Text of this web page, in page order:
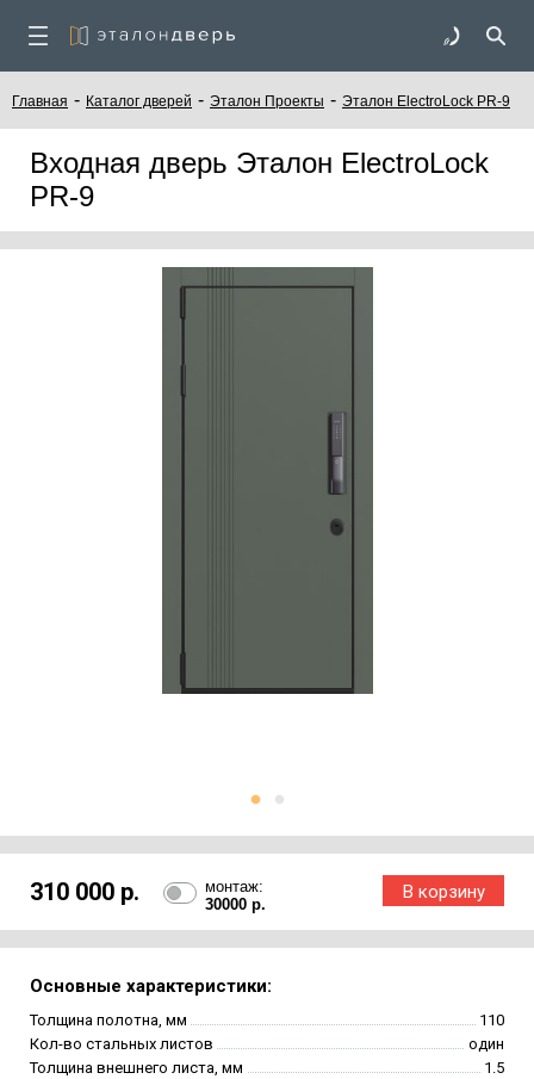
Главная - Каталог дверей - Эталон Проекты - Эталон ElectroLock PR-9
Входная дверь Эталон ElectroLock
PR-9
310 000 р.
монтаж:
30000 р.
Основные характеристики:
Толщина полотна, мм
110
Кол-во стальных листов
один
Толщина внешнего листа, мм
1.5